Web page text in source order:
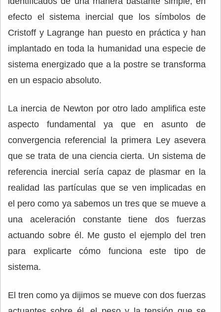
efecto el sistema inercial que los símbolos de
Cristoff y Lagrange han puesto en práctica y han
implantado en toda la humanidad una especie de
sistema energizado que a la postre se transforma
en un espacio absoluto.
La inercia de Newton por otro lado amplifica este
aspecto fundamental ya que en asunto de
convergencia referencial la primera Ley asevera
que se trata de una ciencia cierta. Un sistema de
referencia inercial sería capaz de plasmar en la
realidad las partículas que se ven implicadas en
el pero como ya sabemos un tres que se mueve a
una aceleración constante tiene dos fuerzas
actuando sobre él. Me gusto el ejemplo del tren
para explicarte cómo funciona este tipo de
sistema.
El tren como ya dijimos se mueve con dos fuerzas